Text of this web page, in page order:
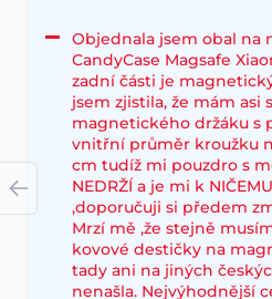
Objednala jsem obal na
CandyCase Magsafe
zadní části je
jsem zjistila, že mám asi
magnetického držáku s
vnitřní průměr kroužku
cm tudíž mi pouzdro s
NEDRŽÍ a je mi k
,doporučuji si předem
Mrzí mě ,že stejně
kovové destičky na
tady ani na jiných
nenašla. Nejvýhodnější